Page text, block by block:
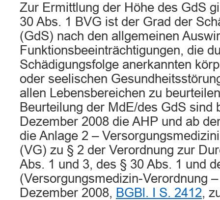
Zur Ermittlung der Höhe des GdS
30 Abs. 1 BVG ist der Grad der
(GdS) nach den allgemeinen
Funktionsbeeinträchtigungen, die
Schädigungsfolge anerkannten
oder seelischen
allen Lebensbereichen zu
Beurteilung der MdE/des GdS sind
Dezember 2008 die AHP und ab
die Anlage 2 –
(VG) zu § 2 der Verordnung zur
Abs. 1 und 3, des § 30 Abs. 1 und
(Versorgungsmedizin-Verordnung
Dezember 2008, BGBl. I S. 2412,